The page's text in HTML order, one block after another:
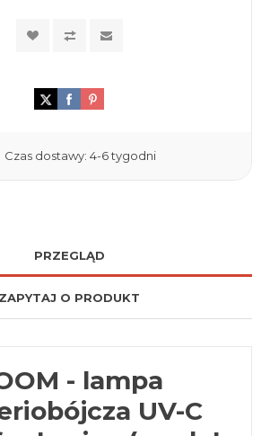
Czas dostawy: 4-6 tygodni
PRZEGLĄD
ZAPYTAJ O PRODUKT
- lampa
UV-C